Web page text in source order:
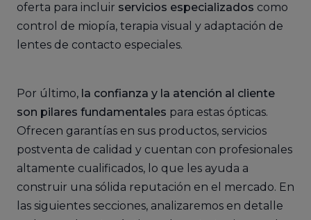
oferta para incluir servicios especializados como
control de miopía, terapia visual y adaptación de
lentes de contacto especiales.
Por último, la confianza y la atención al cliente
son pilares fundamentales para estas ópticas.
Ofrecen garantías en sus productos, servicios
postventa de calidad y cuentan con profesionales
altamente cualificados, lo que les ayuda a
construir una sólida reputación en el mercado. En
las siguientes secciones, analizaremos en detalle